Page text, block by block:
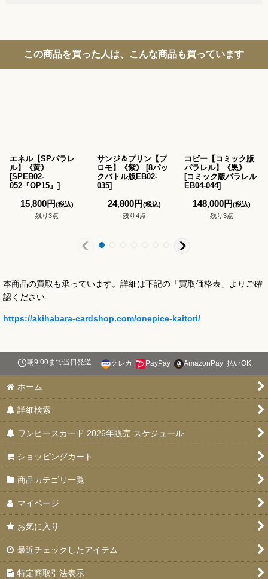
この商品を買った人は、こんな商品も買っています
エネル【SPパラレ
ル】《黄》
[SPEB02-
052『OP15』 ]
15,800円(税込)
残り3点
サンジ＆プリン【プ
ロモ】《紫》
[8パッ
クバトル版EB02-
035]
24,800円(税込)
残り4点
コビー【コミック版
パラレル】《黒》
[コミック版パラレル
EB04-044]
148,000円(税込)
残り3点
本商品の買取も承っています。詳細は下記の「買取価格表」よりご確
認ください
https://akihabara-cardshop.com/onepice-kaitori/
朝9:00まで当日発送 クレカ PayPay AmazonPay 払いOK
ホーム
詳細検索
ワンピースカード 2026年販売 スケジュール
ショッピングカート
商品カテゴリ一覧
マイページ
お気に入り
最近チェックしたアイテム
特定商取引法表示